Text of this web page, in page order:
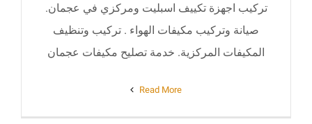
تركيب اجهزة تكييف اسبليت ومركزي في عجمان.
صيانة وتركيب مكيفات الهواء . تركيب وتنظيف
المكيفات المركزية. خدمة تصليح مكيفات عجمان
Read More